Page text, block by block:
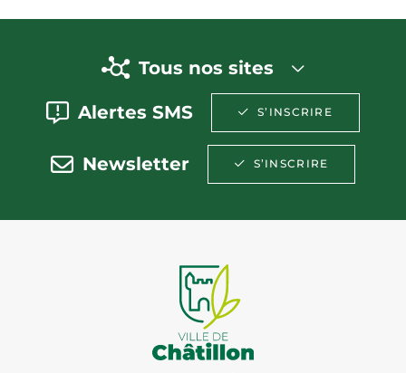
Tous nos sites
Alertes SMS S’INSCRIRE
Newsletter S’INSCRIRE